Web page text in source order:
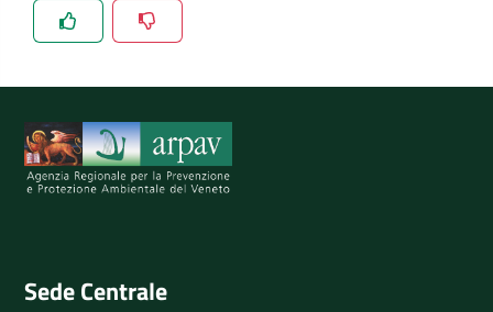
Spiegaci perchè, e aiutaci a migliorare il servizio
Sede Centrale